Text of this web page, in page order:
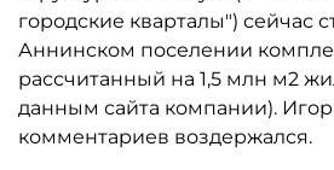
городские кварталы") сейчас
Аннинском поселении
рассчитанный на 1,5 млн м2
данным сайта компании).
комментариев воздержался.